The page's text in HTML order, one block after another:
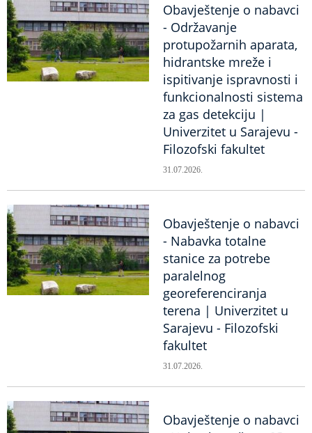
Obavještenje o nabavci
- Održavanje
protupožarnih aparata,
hidrantske mreže i
ispitivanje ispravnosti i
funkcionalnosti sistema
za gas detekciju |
Univerzitet u Sarajevu -
Filozofski fakultet
31.07.2026.
Obavještenje o nabavci
- Nabavka totalne
stanice za potrebe
paralelnog
georeferenciranja
terena | Univerzitet u
Sarajevu - Filozofski
fakultet
31.07.2026.
Obavještenje o nabavci